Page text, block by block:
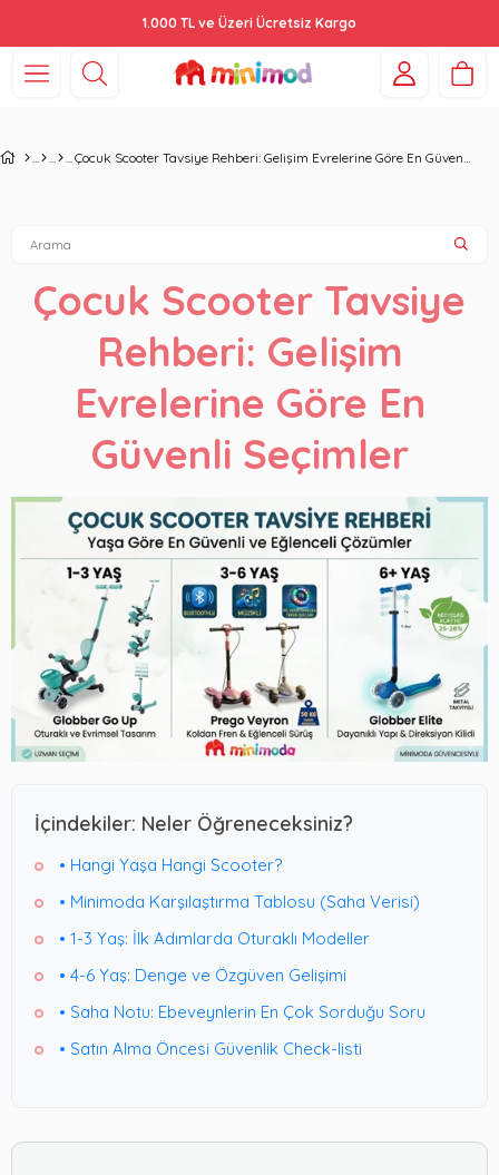
1.000 TL ve Üzeri Ücretsiz Kargo
Çocuk Scooter Tavsiye Rehberi: Gelişim Evrelerine Göre En Güvenli Seçimler
Çocuk Scooter Tavsiye
Rehberi: Gelişim
Evrelerine Göre En
Güvenli Seçimler
İçindekiler: Neler Öğreneceksiniz?
• Hangi Yaşa Hangi Scooter?
• Minimoda Karşılaştırma Tablosu (Saha Verisi)
• 1-3 Yaş: İlk Adımlarda Oturaklı Modeller
• 4-6 Yaş: Denge ve Özgüven Gelişimi
• Saha Notu: Ebeveynlerin En Çok Sorduğu Soru
• Satın Alma Öncesi Güvenlik Check-listi